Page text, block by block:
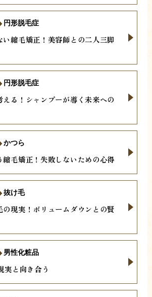
い縮毛矯正！美容師との二人三脚
円形脱毛症
る！シャンプーが導く未来への
円形脱毛症
縮毛矯正！失敗しないための心得
かつら
の現実！ボリュームダウンとの賢
抜け毛
実と向き合う
男性化粧品